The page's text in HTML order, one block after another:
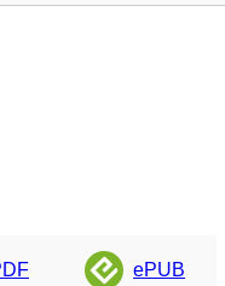
ePUB